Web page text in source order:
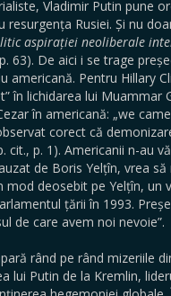
Vladimir Putin pune
Rusiei. Și nu
aspirației neoliberale
63). De aici i se trage
americană. Pentru Hillary
în lichidarea lui Muammar
în americană: „we
corect că
cit., p. 1). Americanii n-au
de Boris Yelțîn, vrea să
deosebit pe Yelțîn, un
țării în 1993.
de care avem noi nevoie”.
rând pe rând mizeriile
lui Putin de la Kremlin,